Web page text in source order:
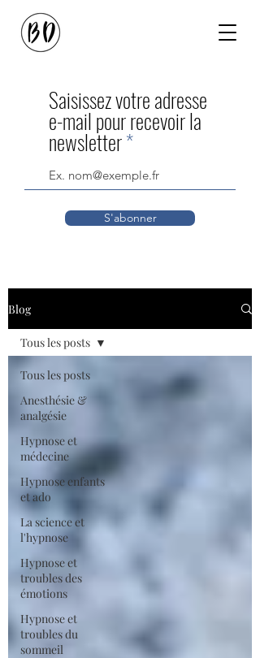
Saisissez votre adresse
e-mail pour recevoir la
newsletter
S'abonner
Blog
Tous les posts
Anesthésie &
analgésie
Hypnose et
médecine
Hypnose enfants
et ado
La science et
l'hypnose
Hypnose et
troubles des
émotions
Hypnose et
troubles du
sommeil
Tous les posts